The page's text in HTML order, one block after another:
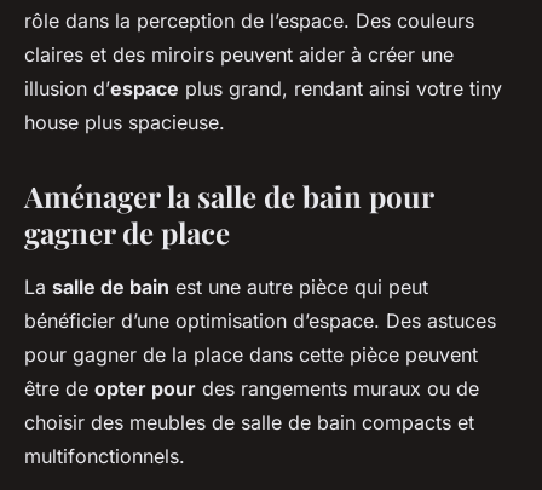
rôle dans la perception de l’espace. Des couleurs
claires et des miroirs peuvent aider à créer une
illusion d’espace plus grand, rendant ainsi votre tiny
house plus spacieuse.
Aménager la salle de bain pour
gagner de place
La salle de bain est une autre pièce qui peut
bénéficier d’une optimisation d’espace. Des astuces
pour gagner de la place dans cette pièce peuvent
être de opter pour des rangements muraux ou de
choisir des meubles de salle de bain compacts et
multifonctionnels.